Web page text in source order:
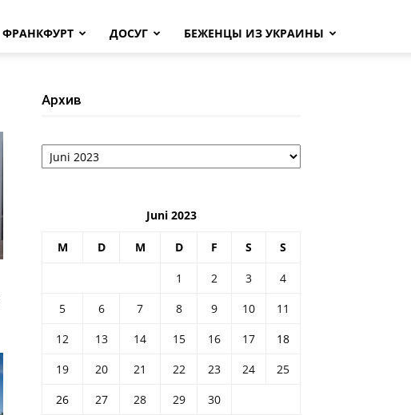
ФРАНКФУРТ ДОСУГ БЕЖЕНЦЫ ИЗ УКРАИНЫ
Архив
Архив
Juni 2023
M D M D F S S
1 2 3
4
5
6 7 8 9 10
11
12
13 14 15 16 17
18
19
20 21 22 23 24
25
26
27 28 29
30